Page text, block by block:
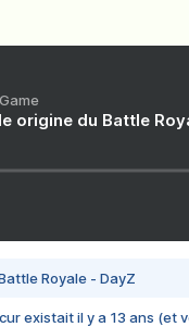
origine du Battle
Royale - DayZ
existait il y a 13 ans (et